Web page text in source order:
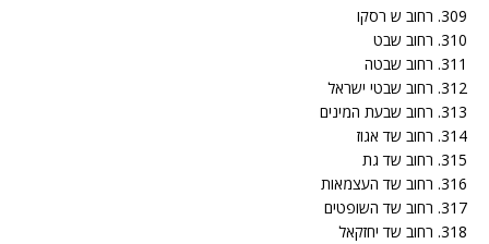
309. רחוב ש רסקו
310. רחוב שבט
311. רחוב שבטה
312. רחוב שבטי ישראל
313. רחוב שבעת המינים
314. רחוב שד אגוז
315. רחוב שד גת
316. רחוב שד העצמאות
317. רחוב שד השופטים
318. רחוב שד יחזקאל